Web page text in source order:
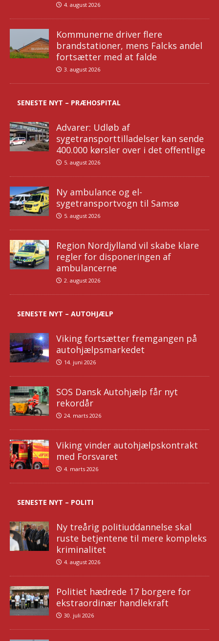
4. august 2026
Kommunerne driver flere
brandstationer, mens Falcks andel
fortsætter med at falde
3. august 2026
SENESTE NYT – PRÆHOSPITAL
Advarer: Udløb af
sygetransporttilladelser kan sende
400.000 kørsler over i det offentlige
5. august 2026
Ny ambulance og el-
sygetransportvogn til Samsø
5. august 2026
Region Nordjylland vil skabe klare
regler for disponeringen af
ambulancerne
2. august 2026
SENESTE NYT – AUTOHJÆLP
Viking fortsætter fremgangen på
autohjælpsmarkedet
14. juni 2026
SOS Dansk Autohjælp får nyt
rekordår
24. marts 2026
Viking vinder autohjælpskontrakt
med Forsvaret
4. marts 2026
SENESTE NYT – POLITI
Ny treårig politiuddannelse skal
ruste betjentene til mere kompleks
kriminalitet
4. august 2026
Politiet hædrede 17 borgere for
ekstraordinær handlekraft
30. juli 2026